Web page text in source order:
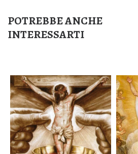
POTREBBE ANCHE
INTERESSARTI